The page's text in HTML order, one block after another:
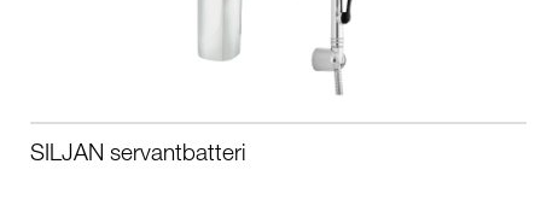
SILJAN servantbatteri